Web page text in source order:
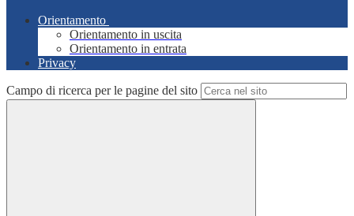
Orientamento
Orientamento in uscita
Orientamento in entrata
Privacy
Campo di ricerca per le pagine del sito